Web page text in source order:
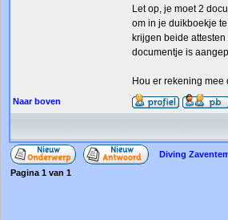
Let op, je moet 2
om in je duikboekje
krijgen beide
documentje is
Hou er rekening
Naar boven
Diving
Pagina 1 van 1